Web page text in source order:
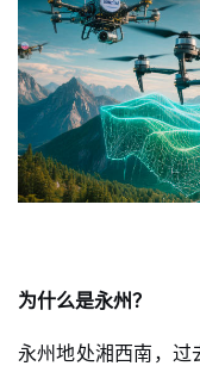
为什么是永州？
永州地处湘西南，过